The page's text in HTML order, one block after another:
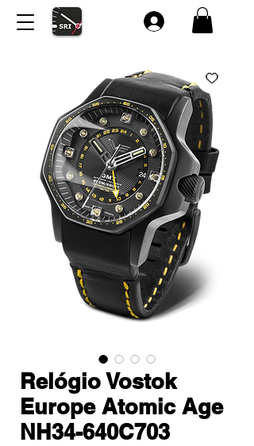
Relógio Vostok
Europe Atomic Age
NH34-640C703